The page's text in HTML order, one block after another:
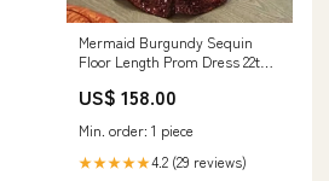
Mermaid Burgundy Sequin
Floor Length Prom Dress 22th
US$ 158.00
Min. order: 1 piece
★★★★★4.2 (29 reviews)